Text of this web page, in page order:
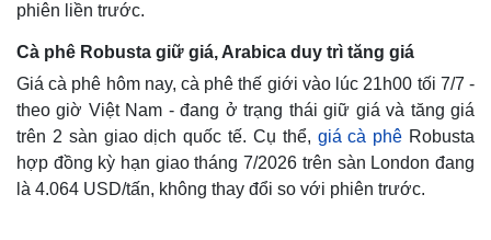
phiên liền trước.
Cà phê Robusta giữ giá, Arabica duy trì tăng giá
Giá cà phê hôm nay, cà phê thế giới vào lúc 21h00 tối 7/7 -
theo giờ Việt Nam - đang ở trạng thái giữ giá và tăng giá
trên 2 sàn giao dịch quốc tế. Cụ thể, giá cà phê Robusta
hợp đồng kỳ hạn giao tháng 7/2026 trên sàn London đang
là 4.064 USD/tấn, không thay đổi so với phiên trước.